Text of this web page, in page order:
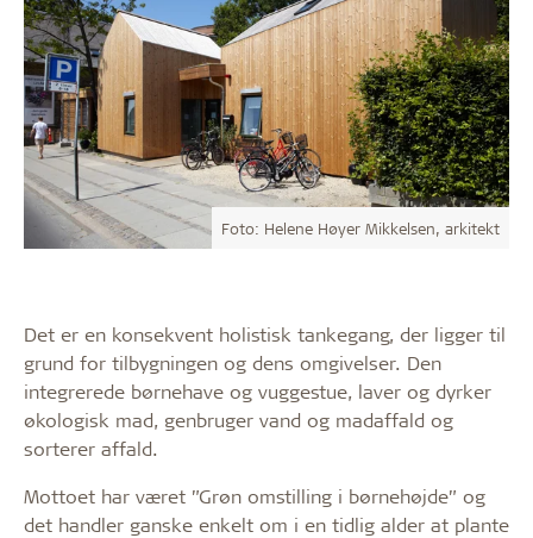
Foto: Helene Høyer Mikkelsen, arkitekt
Det er en konsekvent holistisk tankegang, der ligger til
grund for tilbygningen og dens omgivelser. Den
integrerede børnehave og vuggestue, laver og dyrker
økologisk mad, genbruger vand og madaffald og
sorterer affald.
Mottoet har været ”Grøn omstilling i børnehøjde” og
det handler ganske enkelt om i en tidlig alder at plante